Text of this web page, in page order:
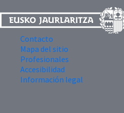
Contacto
Mapa del sitio
Profesionales
Accesibilidad
Información legal